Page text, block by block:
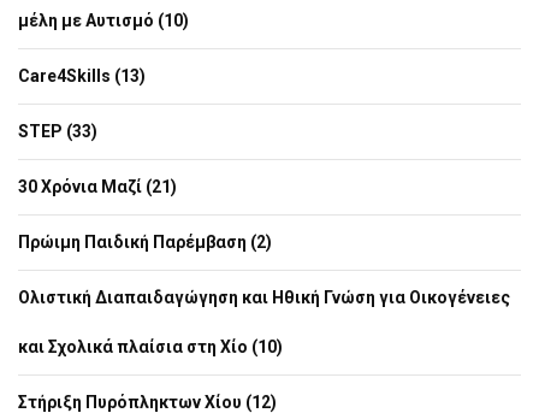
μέλη με Αυτισμό (10)
Care4Skills (13)
STEP (33)
30 Χρόνια Μαζί (21)
Πρώιμη Παιδική Παρέμβαση (2)
Ολιστική Διαπαιδαγώγηση και Ηθική Γνώση για Οικογένειες
και Σχολικά πλαίσια στη Χίο (10)
Στήριξη Πυρόπληκτων Χίου (12)